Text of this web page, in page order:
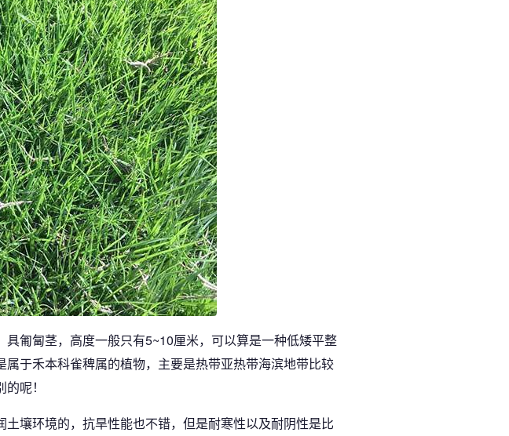
具匍匐茎，高度一般只有5~10厘米，可以算是一种低矮平整
于禾本科雀稗属的植物，主要是热带亚热带海滨地带比较
呢！
壤环境的，抗旱性能也不错，但是耐寒性以及耐阴性是比